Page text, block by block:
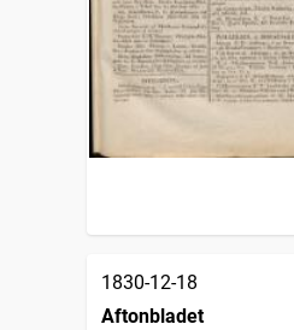
1830-12-18
Aftonbladet